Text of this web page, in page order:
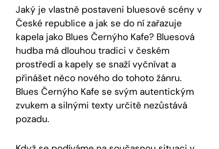
Jaký je vlastně postaveni bluesové scény v
České republice a jak se do ní zařazuje
kapela jako Blues Černýho Kafe? Bluesová
hudba má dlouhou tradici v českém
prostředí a kapely se snaží vyčnívat a
přinášet něco nového do tohoto žánru.
Blues Černýho Kafe se svým autentickým
zvukem a silnými texty určitě nezůstává
pozadu.